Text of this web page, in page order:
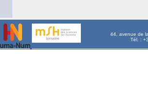
44, avenue de
Tél. :